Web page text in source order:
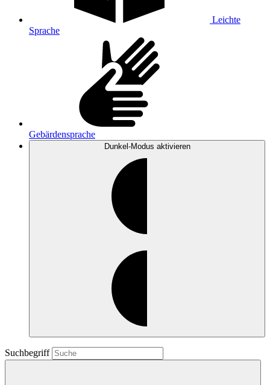
Leichte
Sprache
Gebärdensprache
Dunkel-Modus aktivieren
Suchbegriff